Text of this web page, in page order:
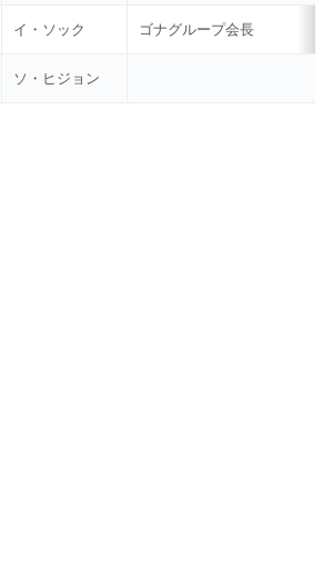
イ・ソック ゴナグループ会長
ソ・ヒジョン